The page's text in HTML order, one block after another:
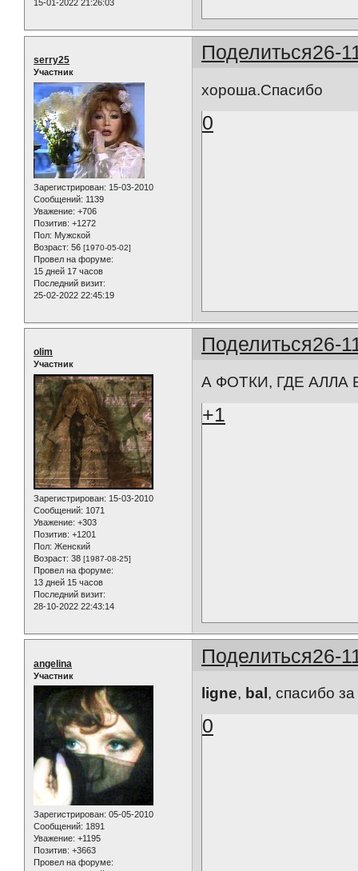
15-01-2022 21:26:03
Поделиться26-
serry25
Участник
Зарегистрирован: 15-03-2010
Сообщений: 1139
Уважение: +706
Позитив: +1272
Пол: Мужской
Возраст: 56 [1970-05-02]
Провел на форуме:
15 дней 17 часов
Последний визит:
25-02-2022 22:45:19
хороша.Спасибо
0
Поделиться26-
olim
Участник
Зарегистрирован: 15-03-2010
Сообщений: 1071
Уважение: +303
Позитив: +1201
Пол: Женский
Возраст: 38 [1987-08-25]
Провел на форуме:
13 дней 15 часов
Последний визит:
28-10-2022 22:43:14
А ФОТКИ, ГДЕ
+1
Поделиться26-
angelina
Участник
Зарегистрирован: 05-05-2010
Сообщений: 1891
Уважение: +1195
Позитив: +3663
Провел на форуме:
ligne, bal , спасибо
0